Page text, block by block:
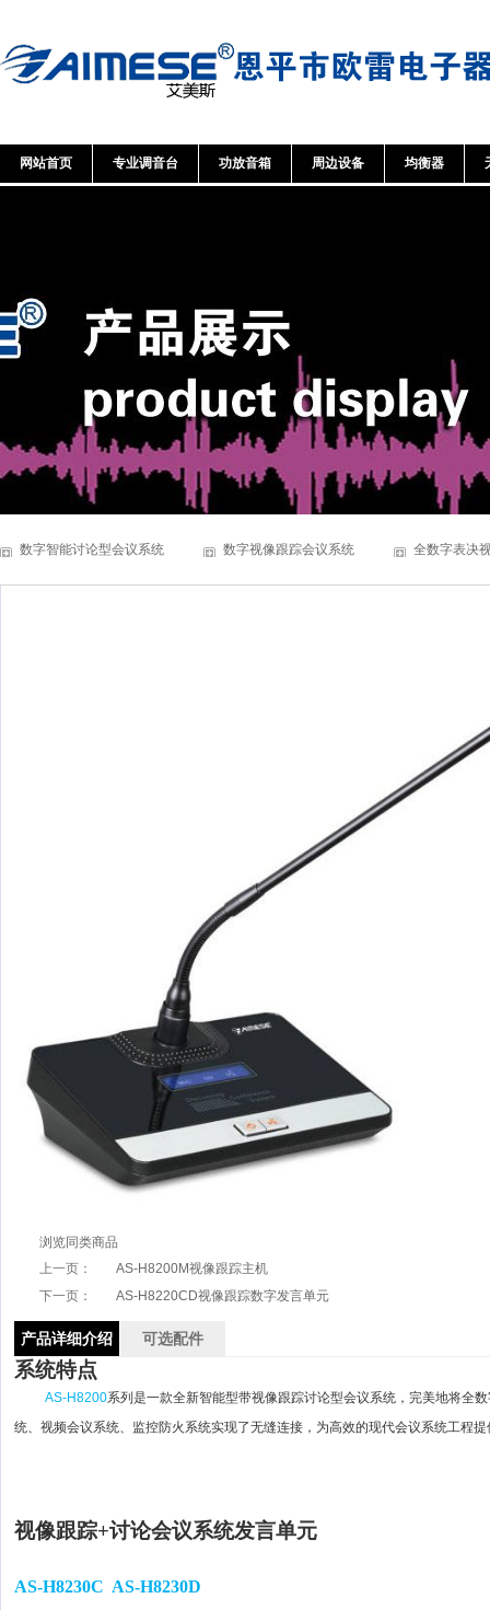
网站首页 专业调音台 功放音箱 周边设备 均衡器
数字智能讨论型会议系统 数字视像跟踪会议系统 全数字表决
浏览同类商品
上一页：
AS-H8200M视像跟踪主机
下一页：
AS-H8220CD视像跟踪数字发言单元
产品详细介绍 可选配件
系统特点
AS-H8200系列是一款全新智能型带视像跟踪讨论型会议系统， 完美地将全
统、视频会议系统、监控防火系统实现了无缝连接，为高效的现代会议系统工程
视像跟踪+讨论会议系统发言单元
AS-H8230C AS-H8230D